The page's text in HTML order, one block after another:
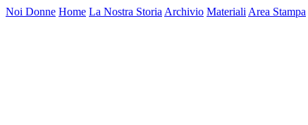
Noi Donne Home La Nostra Storia Archivio Materiali Area Stampa